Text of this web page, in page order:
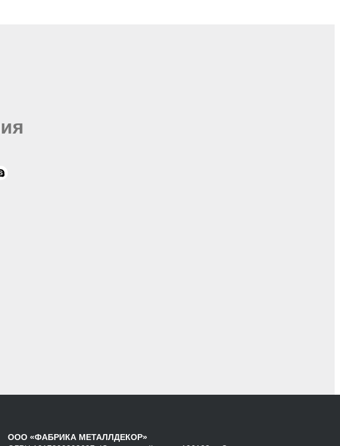
ООО «ФАБРИКА МЕТАЛЛДЕКОР»